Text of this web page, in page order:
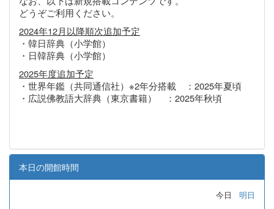
どうぞご利用ください。
2024年12月以降順次追加予定
・韓日辞典（小学館）
・日韓辞典（小学館）
2025年度追加予定
・世界年鑑（共同通信社）※2年分搭載 ：2025年夏頃
・広説佛教語大辞典（東京書籍） ：2025年秋頃
本日の開館時間
今日 明日